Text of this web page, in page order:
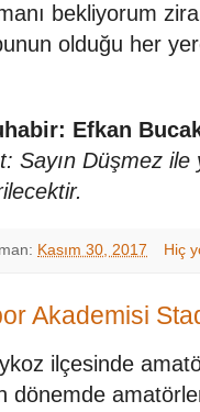
bekliyorum
olduğu her
Efkan
Sayın Düşmez ile
Kasım 30, 2017 Hiç
Akademisi
ilçesinde
dönemde